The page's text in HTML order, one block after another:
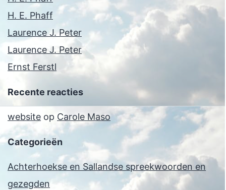
H. E. Phaff
Laurence J. Peter
Laurence J. Peter
Ernst Ferstl
Recente reacties
website op Carole Maso
Categorieën
Achterhoekse en Sallandse spreekwoorden en
gezegden